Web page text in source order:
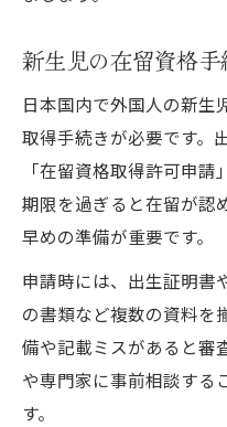
新生児の在留資格
日本国内で外国人の新生
取得手続きが必要です。
「在留資格取得許可申請
期限を過ぎると在留が認
早めの準備が重要です。
申請時には、出生証明書
の書類など複数の資料を
備や記載ミスがあると審
や専門家に事前相談する
す。